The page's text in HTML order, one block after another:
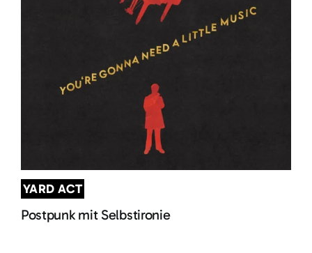
YARD ACT
Postpunk mit Selbstironie